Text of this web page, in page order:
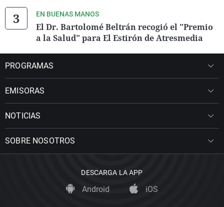
EN BUENAS MANOS
El Dr. Bartolomé Beltrán recogió el "Premio
a la Salud" para El Estirón de Atresmedia
PROGRAMAS
EMISORAS
NOTICIAS
SOBRE NOSOTROS
DESCARGA LA APP
Android iOS